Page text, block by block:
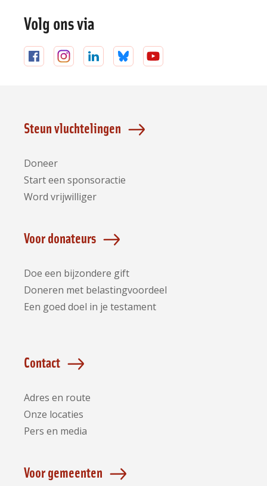
Volg ons via
Volg
Volg
Volg
Volg
Volg
Steun vluchtelingen
Doneer
Start een sponsoractie
Word vrijwilliger
Voor donateurs
Doe een bijzondere gift
Doneren met belastingvoordeel
Een goed doel in je testament
Contact
Adres en route
Onze locaties
Pers en media
Voor gemeenten